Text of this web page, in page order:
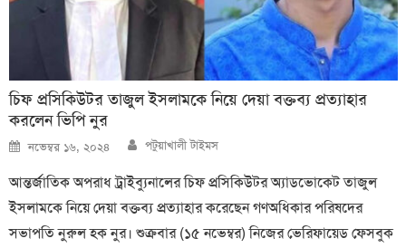
চিফ প্রসিকিউটর তাজুল ইসলামকে নিয়ে দেয়া বক্তব্য প্রত্যাহার
করলেন ভিপি নুর
Posted
on
নভেম্বর ১৬, ২০২৪ Author
পটুয়াখালী টাইমস
আন্তর্জাতিক অপরাধ ট্রাইব্যুনালের চিফ প্রসিকিউটর অ্যাডভোকেট তাজুল
ইসলামকে নিয়ে দেয়া বক্তব্য প্রত্যাহার করেছেন গণঅধিকার পরিষদের
সভাপতি নুরুল হক নুর। শুক্রবার (১৫ নভেম্বর) নিজের ভেরিফায়েড ফেসবুক